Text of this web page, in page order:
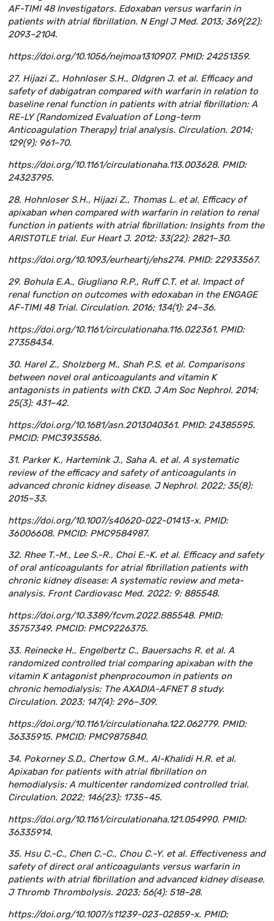
AF-TIMI 48 Investigators. Edoxaban versus warfarin in
patients with atrial fibrillation. N Engl J Med. 2013; 369(22):
2093–2104.
https://doi.org/10.1056/nejmoa1310907. PMID: 24251359.
27. Hijazi Z., Hohnloser S.H., Oldgren J. et al. Efficacy and
safety of dabigatran compared with warfarin in relation to
baseline renal function in patients with atrial fibrillation: A
RE-LY (Randomized Evaluation of Long-term
Anticoagulation Therapy) trial analysis. Circulation. 2014;
129(9): 961–70.
https://doi.org/10.1161/circulationaha.113.003628. PMID:
24323795.
28. Hohnloser S.H., Hijazi Z., Thomas L. et al. Efficacy of
apixaban when compared with warfarin in relation to renal
function in patients with atrial fibrillation: Insights from the
ARISTOTLE trial. Eur Heart J. 2012; 33(22): 2821–30.
https://doi.org/10.1093/eurheartj/ehs274. PMID: 22933567.
29. Bohula E.A., Giugliano R.P., Ruff C.T. et al. Impact of
renal function on outcomes with edoxaban in the ENGAGE
AF-TIMI 48 Trial. Circulation. 2016; 134(1): 24–36.
https://doi.org/10.1161/circulationaha.116.022361. PMID:
27358434.
30. Harel Z., Sholzberg M., Shah P.S. et al. Comparisons
between novel oral anticoagulants and vitamin K
antagonists in patients with CKD. J Am Soc Nephrol. 2014;
25(3): 431–42.
https://doi.org/10.1681/asn.2013040361. PMID: 24385595.
PMCID: PMC3935586.
31. Parker K., Hartemink J., Saha A. et al. A systematic
review of the efficacy and safety of anticoagulants in
advanced chronic kidney disease. J Nephrol. 2022; 35(8):
2015–33.
https://doi.org/10.1007/s40620-022-01413-x. PMID:
36006608. PMCID: PMC9584987.
32. Rhee T.-M., Lee S.-R., Choi E.-K. et al. Efficacy and safety
of oral anticoagulants for atrial fibrillation patients with
chronic kidney disease: A systematic review and meta-
analysis. Front Cardiovasc Med. 2022; 9: 885548.
https://doi.org/10.3389/fcvm.2022.885548. PMID:
35757349. PMCID: PMC9226375.
33. Reinecke H., Engelbertz C., Bauersachs R. et al. A
randomized controlled trial comparing apixaban with the
vitamin K antagonist phenprocoumon in patients on
chronic hemodialysis: The AXADIA-AFNET 8 study.
Circulation. 2023; 147(4): 296–309.
https://doi.org/10.1161/circulationaha.122.062779. PMID:
36335915. PMCID: PMC9875840.
34. Pokorney S.D., Chertow G.M., Al-Khalidi H.R. et al.
Apixaban for patients with atrial fibrillation on
hemodialysis: A multicenter randomized controlled trial.
Circulation. 2022; 146(23): 1735–45.
https://doi.org/10.1161/circulationaha.121.054990. PMID:
36335914.
35. Hsu C.-C., Chen C.-C., Chou C.-Y. et al. Effectiveness and
safety of direct oral anticoagulants versus warfarin in
patients with atrial fibrillation and advanced kidney disease.
J Thromb Thrombolysis. 2023; 56(4): 518–28.
https://doi.org/10.1007/s11239-023-02859-x. PMID: